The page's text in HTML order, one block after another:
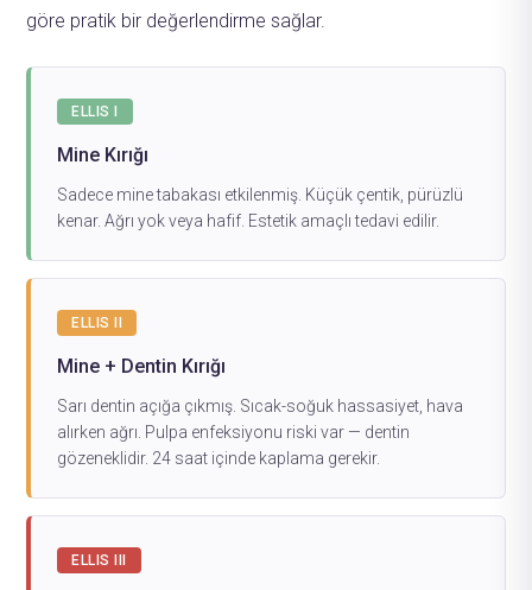
göre pratik bir değerlendirme sağlar.
ELLIS I
Mine Kırığı
Sadece mine tabakası etkilenmiş. Küçük çentik, pürüzlü
kenar. Ağrı yok veya hafif. Estetik amaçlı tedavi edilir.
ELLIS II
Mine + Dentin Kırığı
Sarı dentin açığa çıkmış. Sıcak-soğuk hassasiyet, hava
alırken ağrı. Pulpa enfeksiyonu riski var — dentin
gözeneklidir. 24 saat içinde kaplama gerekir.
ELLIS III